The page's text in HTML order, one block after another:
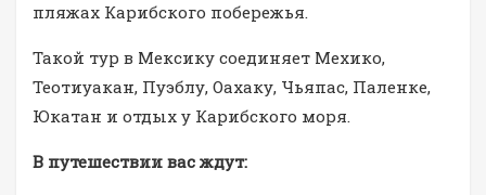
пляжах Карибского побережья.
Такой тур в Мексику соединяет Мехико,
Теотиуакан, Пуэблу, Оахаку, Чьяпас, Паленке,
Юкатан и отдых у Карибского моря.
В путешествии вас ждут: